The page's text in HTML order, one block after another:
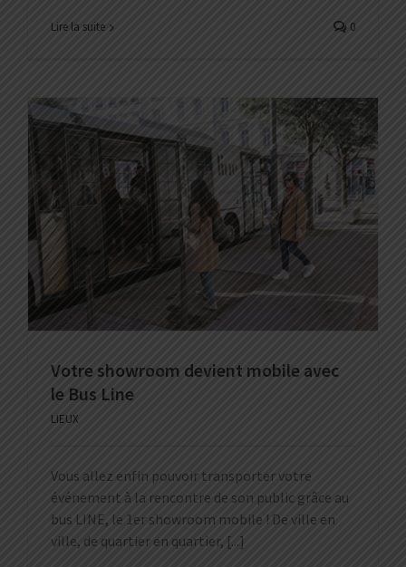
Lire la suite 0
Votre showroom devient mobile avec
le Bus Line
LIEUX
Vous allez enfin pouvoir transporter votre
événement à la rencontre de son public grâce au
bus LINE, le 1er showroom mobile ! De ville en
ville, de quartier en quartier, [...]